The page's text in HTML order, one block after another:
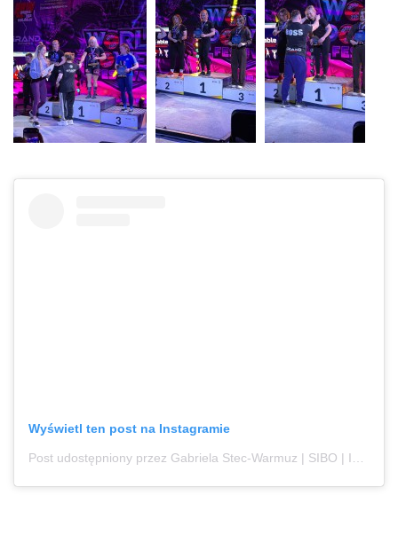
Wyświetl ten post na Instagramie